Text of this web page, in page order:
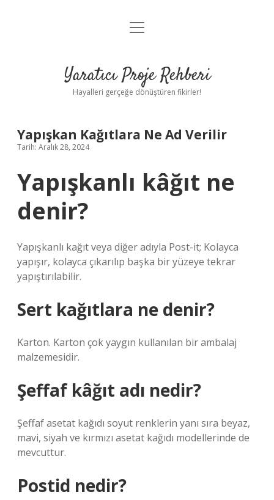
Anasayfa
Yasal Uyarı
menüyü
Yaratıcı Proje Rehberi
Hayalleri gerçeğe dönüştüren fikirler!
Yapışkan Kağıtlara Ne Ad Verilir
Tarih: Aralık 28, 2024
Yapışkanlı kâğıt ne
denir?
Yapışkanlı kağıt veya diğer adıyla Post-it; Kolayca
yapışır, kolayca çıkarılıp başka bir yüzeye tekrar
yapıştırılabilir.
Sert kağıtlara ne denir?
Karton. Karton çok yaygın kullanılan bir ambalaj
malzemesidir.
Şeffaf kâğıt adı nedir?
Şeffaf asetat kağıdı soyut renklerin yanı sıra beyaz,
mavi, siyah ve kırmızı asetat kağıdı modellerinde de
mevcuttur.
Postid nedir?